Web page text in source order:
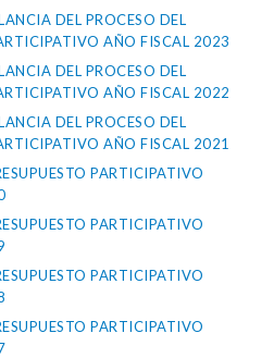
DEL PROCESO DEL
AÑO FISCAL 2023
DEL PROCESO DEL
AÑO FISCAL 2022
DEL PROCESO DEL
AÑO FISCAL 2021
PARTICIPATIVO
PARTICIPATIVO
PARTICIPATIVO
PARTICIPATIVO